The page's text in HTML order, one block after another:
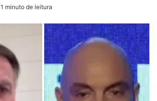
1 minuto de leitura